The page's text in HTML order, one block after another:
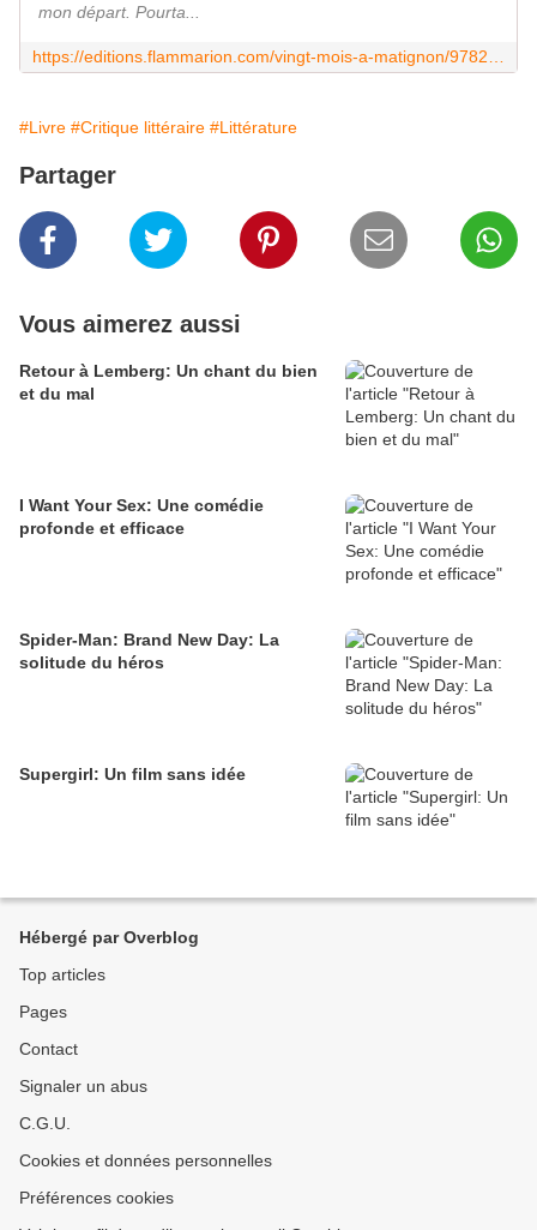
mon départ. Pourta...
#Livre #Critique littéraire #Littérature
Partager
Vous aimerez aussi
Retour à Lemberg: Un chant du bien
et du mal
I Want Your Sex: Une comédie
profonde et efficace
Spider-Man: Brand New Day: La
solitude du héros
Supergirl: Un film sans idée
Hébergé par Overblog
Top articles
Pages
Contact
Signaler un abus
C.G.U.
Cookies et données personnelles
Préférences cookies